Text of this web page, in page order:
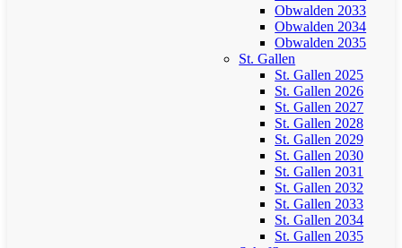
Obwalden 2033
Obwalden 2034
Obwalden 2035
St. Gallen
St. Gallen 2025
St. Gallen 2026
St. Gallen 2027
St. Gallen 2028
St. Gallen 2029
St. Gallen 2030
St. Gallen 2031
St. Gallen 2032
St. Gallen 2033
St. Gallen 2034
St. Gallen 2035